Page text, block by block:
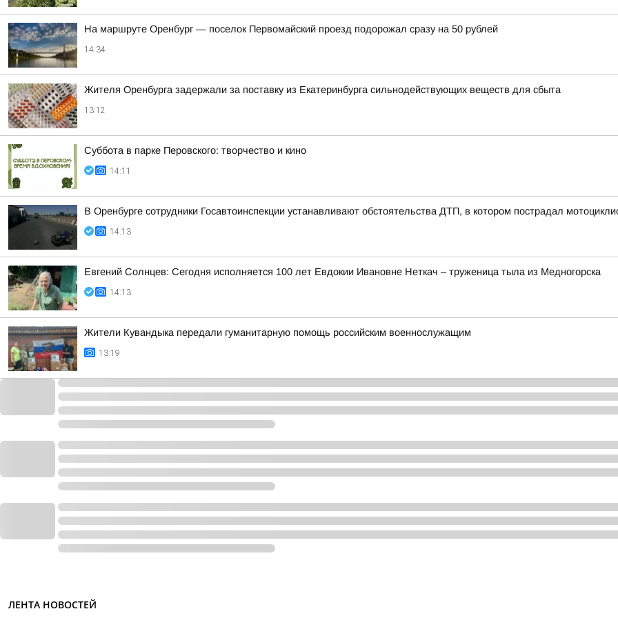
На маршруте Оренбург — поселок Первомайский проезд подорожал сразу на 50 рублей
14:34
Жителя Оренбурга задержали за поставку из Екатеринбурга сильнодействующих веществ для сбыта
13:12
Суббота в парке Перовского: творчество и кино
14:11
В Оренбурге сотрудники Госавтоинспекции устанавливают обстоятельства ДТП, в котором пострадал
14:13
Евгений Солнцев: Сегодня исполняется 100 лет Евдокии Ивановне Неткач – труженица тыла из Медногорска
14:13
Жители Кувандыка передали гуманитарную помощь российским военнослужащим
13:19
ЛЕНТА НОВОСТЕЙ